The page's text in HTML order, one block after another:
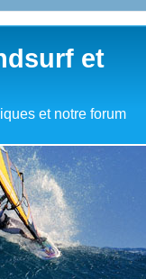
et
et notre forum